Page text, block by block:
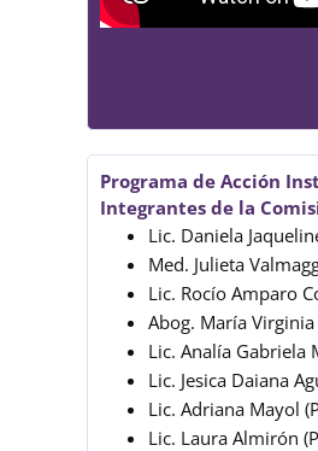
Programa de Acción
Integrantes de la
Lic. Daniela
Med. Julieta
Lic. Rocío Amparo
Abog. María
Lic. Analía Gabriela
Lic. Jesica Daiana
Lic. Adriana Mayol
Lic. Laura Almirón